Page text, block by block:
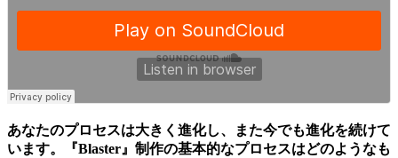
あなたのプロセスは大きく進化し、また今でも進化を続けて
います。『Blaster』制作の基本的なプロセスはどのようなも